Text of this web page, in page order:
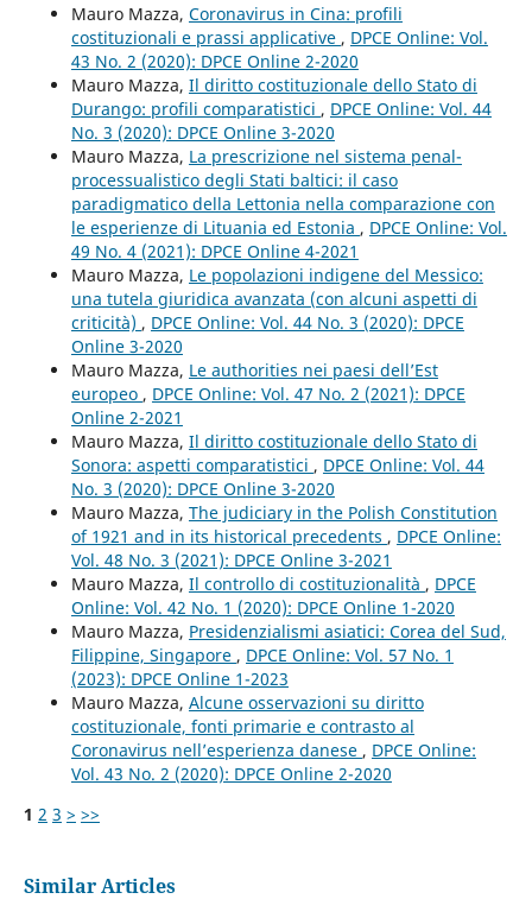
Mauro Mazza, Coronavirus in Cina: profili
costituzionali e prassi applicative , DPCE Online: Vol.
43 No. 2 (2020): DPCE Online 2-2020
Mauro Mazza, Il diritto costituzionale dello Stato di
Durango: profili comparatistici , DPCE Online: Vol. 44
No. 3 (2020): DPCE Online 3-2020
Mauro Mazza, La prescrizione nel sistema penal-
processualistico degli Stati baltici: il caso
paradigmatico della Lettonia nella comparazione con
le esperienze di Lituania ed Estonia , DPCE Online: Vol.
49 No. 4 (2021): DPCE Online 4-2021
Mauro Mazza, Le popolazioni indigene del Messico:
una tutela giuridica avanzata (con alcuni aspetti di
criticità) , DPCE Online: Vol. 44 No. 3 (2020): DPCE
Online 3-2020
Mauro Mazza, Le authorities nei paesi dell’Est
europeo , DPCE Online: Vol. 47 No. 2 (2021): DPCE
Online 2-2021
Mauro Mazza, Il diritto costituzionale dello Stato di
Sonora: aspetti comparatistici , DPCE Online: Vol. 44
No. 3 (2020): DPCE Online 3-2020
Mauro Mazza, The judiciary in the Polish Constitution
of 1921 and in its historical precedents , DPCE Online:
Vol. 48 No. 3 (2021): DPCE Online 3-2021
Mauro Mazza, Il controllo di costituzionalità , DPCE
Online: Vol. 42 No. 1 (2020): DPCE Online 1-2020
Mauro Mazza, Presidenzialismi asiatici: Corea del Sud,
Filippine, Singapore , DPCE Online: Vol. 57 No. 1
(2023): DPCE Online 1-2023
Mauro Mazza, Alcune osservazioni su diritto
costituzionale, fonti primarie e contrasto al
Coronavirus nell’esperienza danese , DPCE Online:
Vol. 43 No. 2 (2020): DPCE Online 2-2020
1 2 3 > >>
Similar Articles